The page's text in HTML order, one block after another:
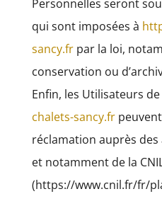
Personnelles seront
qui sont imposées à
sancy.frpar la loi,
conservation ou
Enfin, les Utilisateurs de
chalets-sancy.fr
réclamation auprès
et notamment de la
(https://www.cnil.fr/fr/